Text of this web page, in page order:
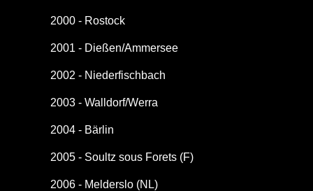
2000 - Rostock
2001 - Dießen/Ammersee
2002 - Niederfischbach
2003 - Walldorf/Werra
2004 - Bärlin
2005 - Soultz sous Forets (F)
2006 - Melderslo (NL)